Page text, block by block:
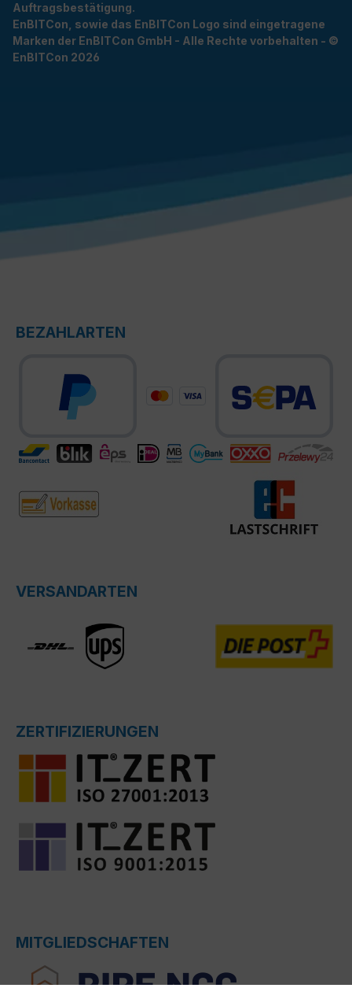
Auftragsbestätigung.
EnBITCon, sowie das EnBITCon Logo sind eingetragene
Marken der EnBITCon GmbH - Alle Rechte vorbehalten - ©
EnBITCon 2026
BEZAHLARTEN
VERSANDARTEN
ZERTIFIZIERUNGEN
MITGLIEDSCHAFTEN